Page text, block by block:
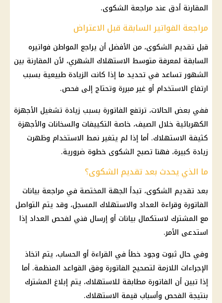
المقارنة أدق عند مراجعة الشكوى.
مراجعة الفواتير السابقة قبل الاعتراض
قبل تقديم الشكوى، من الأفضل أن يراجع المواطن فواتيره
السابقة لمعرفة متوسط الاستهلاك الشهري، لأن المقارنة بين
الشهور تساعد في تحديد ما إذا كانت الزيادة طبيعية بسبب
ارتفاع الاستخدام أو غير مبررة وتحتاج إلى فحص.
ففي بعض الحالات، ترتفع الفاتورة بسبب زيادة تشغيل الأجهزة
الكهربائية خلال الصيف، خاصة التكييفات والسخانات والأجهزة
كثيفة الاستهلاك. أما إذا لم يتغير نمط الاستخدام وظهرت
زيادة كبيرة، فهنا تصبح الشكوى خطوة ضرورية.
ما الذي يحدث بعد تقديم الشكوى؟
بعد تقديم الشكوى، تبدأ الجهة المختصة في مراجعة بيانات
الفاتورة وقراءة العداد والاستهلاك المسجل، وقد يتم التواصل
مع المشترك لاستكمال بيانات أو إرسال فني لفحص العداد إذا
استدعى الأمر.
وفي حال ثبوت وجود خطأ في القراءة أو الحساب، يتم اتخاذ
الإجراءات اللازمة لتصحيح الفاتورة وفق القواعد المنظمة. أما
إذا تبين أن الفاتورة مطابقة للاستهلاك، يتم إبلاغ المشترك
بنتيجة الفحص وأسباب قيمة الاستهلاك.